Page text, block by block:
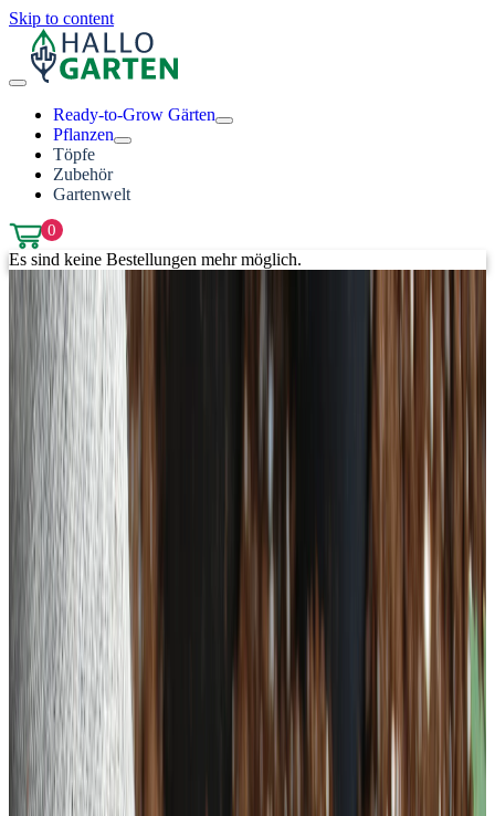
Skip to content
Ready-to-Grow Gärten
Pflanzen
Töpfe
Zubehör
Gartenwelt
0
Es sind keine Bestellungen mehr möglich.